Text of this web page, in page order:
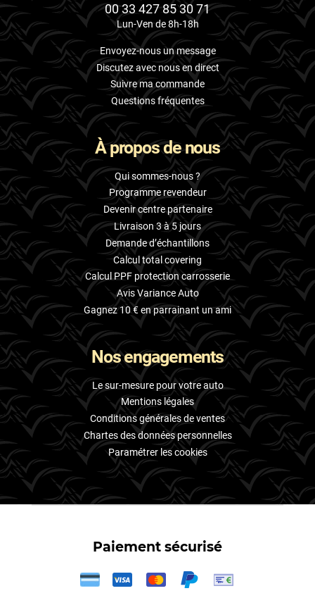
00 33 427 85 30 71
Lun-Ven de 8h-18h
Envoyez-nous un message
Discutez avec nous en direct
Suivre ma commande
Questions fréquentes
À propos de nous
Qui sommes-nous ?
Programme revendeur
Devenir centre partenaire
Livraison 3 à 5 jours
Demande d’échantillons
Calcul total covering
Calcul PPF protection carrosserie
Avis Variance Auto
Gagnez 10 € en parrainant un ami
Nos engagements
Le sur-mesure pour votre auto
Mentions légales
Conditions générales de ventes
Chartes des données personnelles
Paramétrer les cookies
Paiement sécurisé